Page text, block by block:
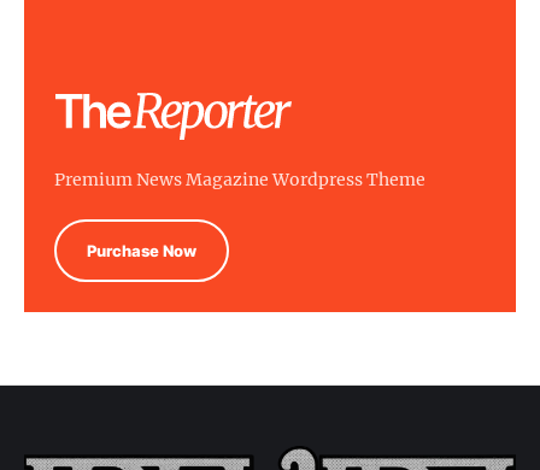
Premium News Magazine Wordpress Theme
Purchase Now